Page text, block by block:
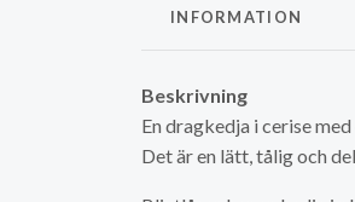
INFORMATION
Beskrivning
En dragkedja i cerise
Det är en lätt, tålig och